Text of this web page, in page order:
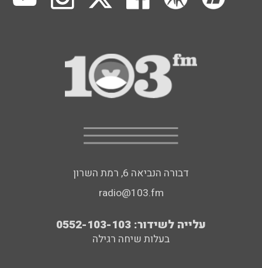
דבורה הנביאה 6, רמת השרון
radio@103.fm
עלייה לשידור: 0552-103-103
בעלות שיחה רגילה